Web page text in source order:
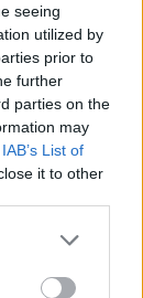
seeing
utilized by
prior to
further
parties on the
may
IAB’s List of
it to other
και
τελικό -
και η